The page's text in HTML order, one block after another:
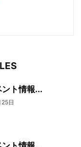
ト情報...
日